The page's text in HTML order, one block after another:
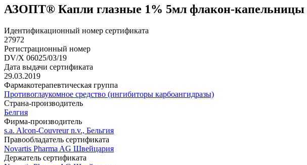
АЗОПТ® Капли глазные 1% 5мл флакон-
Идентификационный номер сертификата
27972
Регистрационный номер
DV/X 06025/03/19
Дата выдачи сертификата
29.03.2019
Фармакотерапевтическая группа
Противоглаукомное средство (ингибиторы карбоангидразы)
Страна-производитель
Белгия
Фирма-производитель
s.a. Alcon-Couvreur n.v., Бельгия
Правообладатель сертификата
Novartis Pharma AG Швейцария
Держатель сертификата